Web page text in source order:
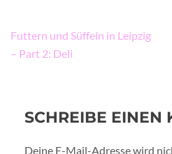
Beitragsnavigation
Futtern und Süffeln in Leipzig
– Part 2: Deli
SCHREIBE EINEN
Deine E-Mail-Adresse wird